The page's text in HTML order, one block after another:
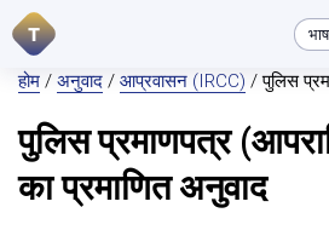
T
होम / अनुवाद / आप्रवासन (IRCC) / पुलिस
पुलिस प्रमाणपत्र
का प्रमाणित अनुवाद